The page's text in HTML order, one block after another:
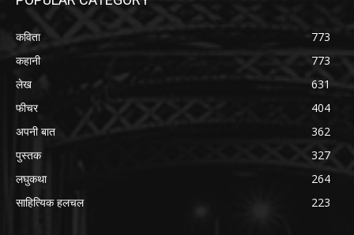
कविता
773
कहानी
773
लेख
631
फीचर
404
अपनी बात
362
पुस्तक
327
लघुकथा
264
साहित्यिक हलचल
223